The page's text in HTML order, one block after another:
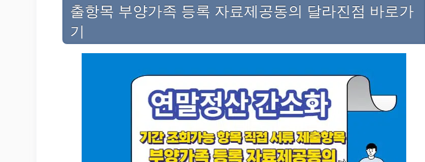
출항목 부양가족 등록 자료제공동의 달라진점 바로가
기